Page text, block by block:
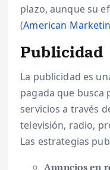
plazo, aunque su
(American
Publicidad
La publicidad es
pagada que
servicios a través
televisión, radio,
Las estrategias
Anuncios en